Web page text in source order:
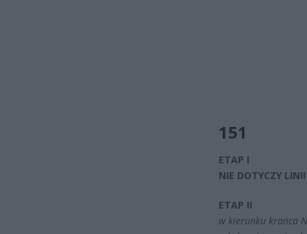
151
ETAP I
NIE DOTYCZY
ETAP II
w kierunku krańca